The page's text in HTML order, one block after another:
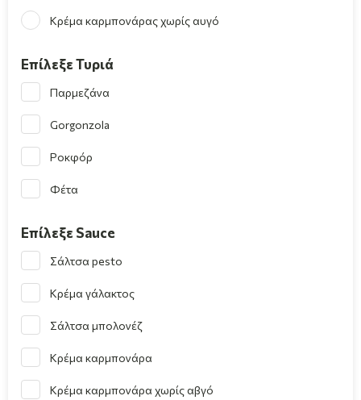
Κρέμα καρμπονάρας χωρίς αυγό
Επίλεξε Τυριά
Παρμεζάνα
Gorgonzola
Ροκφόρ
Φέτα
Επίλεξε Sauce
Σάλτσα pesto
Κρέμα γάλακτος
Σάλτσα μπολονέζ
Κρέμα καρμπονάρα
Κρέμα καρμπονάρα χωρίς αβγό